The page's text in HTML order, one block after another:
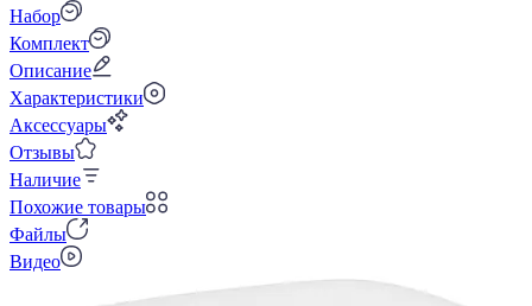
Набор
Комплект
Описание
Характеристики
Аксессуары
Отзывы
Наличие
Похожие товары
Файлы
Видео